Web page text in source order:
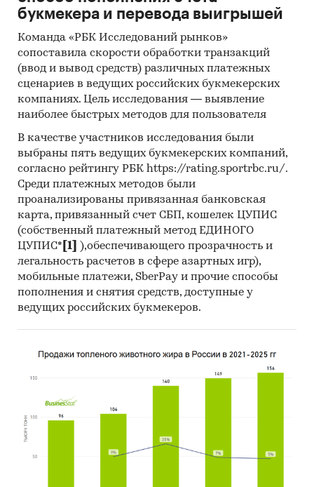
преимущества и недостатки, процент
Выделение наиболее важных
характеристик функционала для
потенциальных пользователей
Программы и меры гос. поддержки IT-
Оценка факторов инвестиционной
привлекательности рынка
Составление прогноза количества
пользователей в России на 4 года
Основные блоки исследования:
Ключевые компоненты российского рынка
мобильных приложений АЗС
Результаты опроса пользователей
по результатам опроса
Программы и меры гос. поддержки IT-
отрасли в России
Оценка факторов инвестиционной
привлекательности рынка мобильных
приложений АЗС
букмекера и перевода выигрышей
Команда «РБК Исследований рынков»
сопоставила скорости обработки транзакций
(ввод и вывод средств) различных платежных
сценариев в ведущих российских букмекерских
компаниях. Цель исследования — выявление
наиболее быстрых методов для пользователя
В качестве участников исследования были
выбраны пять ведущих букмекерских компаний,
согласно рейтингу РБК https://rating.sportrbc.ru/.
Среди платежных методов были
проанализированы привязанная банковская
карта, привязанный счет СБП, кошелек ЦУПИС
(собственный платежный метод ЕДИНОГО
ЦУПИС* [1]
),обеспечивающего прозрачность и
легальность расчетов в сфере азартных игр),
мобильные платежи, SberPay и прочие способы
пополнения и снятия средств, доступные у
ведущих российских букмекеров.